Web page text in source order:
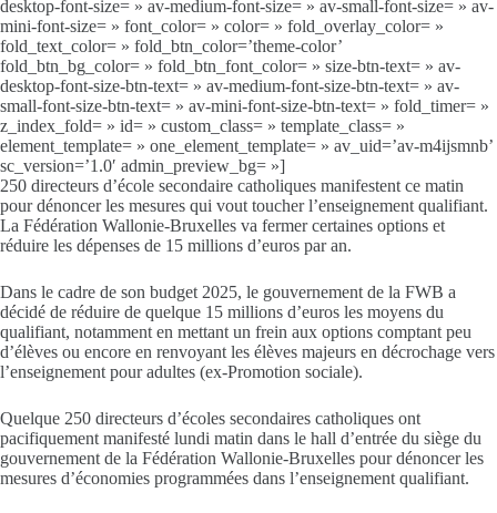
desktop-font-size= » av-medium-font-size= » av-small-font-size= » av-
mini-font-size= » font_color= » color= » fold_overlay_color= »
fold_text_color= » fold_btn_color=’theme-color’
fold_btn_bg_color= » fold_btn_font_color= » size-btn-text= » av-
desktop-font-size-btn-text= » av-medium-font-size-btn-text= » av-
small-font-size-btn-text= » av-mini-font-size-btn-text= » fold_timer= »
z_index_fold= » id= » custom_class= » template_class= »
element_template= » one_element_template= » av_uid=’av-m4ijsmnb’
sc_version=’1.0′ admin_preview_bg= »]
250 directeurs d’école secondaire catholiques manifestent ce matin
pour dénoncer les mesures qui vout toucher l’enseignement qualifiant.
La Fédération Wallonie-Bruxelles va fermer certaines options et
réduire les dépenses de 15 millions d’euros par an.
Dans le cadre de son budget 2025, le gouvernement de la FWB a
décidé de réduire de quelque 15 millions d’euros les moyens du
qualifiant, notamment en mettant un frein aux options comptant peu
d’élèves ou encore en renvoyant les élèves majeurs en décrochage vers
l’enseignement pour adultes (ex-Promotion sociale).
Quelque 250 directeurs d’écoles secondaires catholiques ont
pacifiquement manifesté lundi matin dans le hall d’entrée du siège du
gouvernement de la Fédération Wallonie-Bruxelles pour dénoncer les
mesures d’économies programmées dans l’enseignement qualifiant.